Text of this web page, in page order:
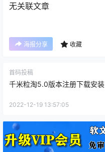
无关联文章
海报分享 收藏
首码投稿
千米粒淘5.0版本注册下载安装
2022-12-19 13:57:05